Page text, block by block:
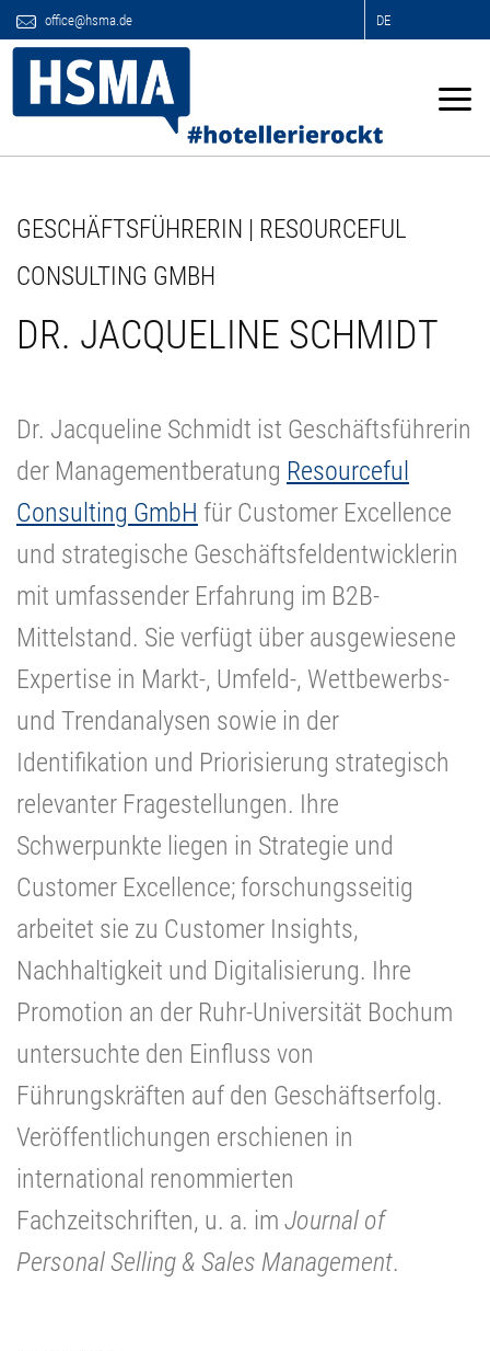
office@hsma.de DE
GESCHÄFTSFÜHRERIN | RESOURCEFUL
CONSULTING GMBH
DR. JACQUELINE SCHMIDT
Dr. Jacqueline Schmidt ist Geschäftsführerin
der Managementberatung Resourceful
Consulting GmbH für Customer Excellence
und strategische Geschäftsfeldentwicklerin
mit umfassender Erfahrung im B2B-
Mittelstand. Sie verfügt über ausgewiesene
Expertise in Markt-, Umfeld-, Wettbewerbs-
und Trendanalysen sowie in der
Identifikation und Priorisierung strategisch
relevanter Fragestellungen. Ihre
Schwerpunkte liegen in Strategie und
Customer Excellence; forschungsseitig
arbeitet sie zu Customer Insights,
Nachhaltigkeit und Digitalisierung. Ihre
Promotion an der Ruhr-Universität Bochum
untersuchte den Einfluss von
Führungskräften auf den Geschäftserfolg.
Veröffentlichungen erschienen in
international renommierten
Fachzeitschriften, u. a. im Journal of
Personal Selling & Sales Management.